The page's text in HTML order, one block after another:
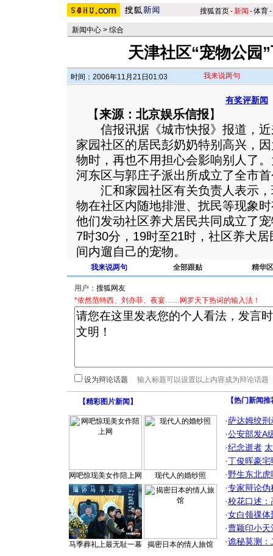
搜狐首页-新闻 -体育-
新闻中心 > 综合
天津社区“宠物公园
时间：2006年11月21日01:03 我来说两句
有奖评新闻
【来源：北京娱乐信报】
信报讯据《城市快报》报道，近
家园社区的居民彭奶奶特别高兴，
物时，再也不用担心会影响别人了
河东区与郭庄子派出所成立了全市
汇和家园社区有关负责人表示，
物在社区内随地排泄、扰民等现象
他们发动社区养犬居民共同成立了
7时30分，19时至21时，社区养犬
间内遛自己的宠物。
我来说两句 全部跟贴 精华区
用户：
*依然范特西、刘亦菲、夜宴……网罗天下热词的输入法！
设为辩论话题
【精彩图片新闻 】
网吧惊现美女作陪上网 现代人的婚纱照
马季葬礼上最无耻一幕 揭密日本的情人旅馆
【热门新闻
·萨达姆绞刑
·公安部发A
·纪念逝者
·丁俊晖豪
·野生东北
·专家辩论伪
·校花口述：
·女白领祼体
·曹颖印小天
·诡秘莫测：